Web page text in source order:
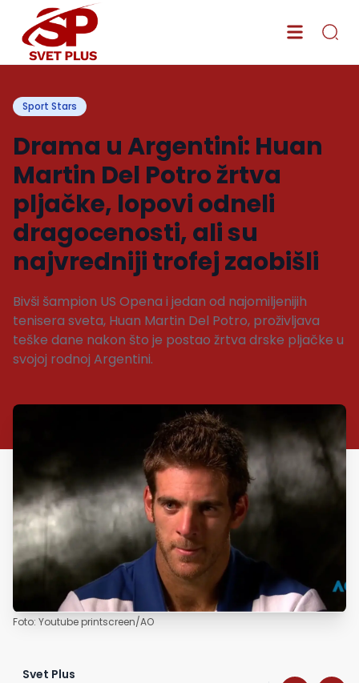
Sport Stars
Drama u Argentini: Huan
Martin Del Potro žrtva
pljačke, lopovi odneli
dragocenosti, ali su
najvredniji trofej zaobišli
Bivši šampion US Opena i jedan od najomiljenijih
tenisera sveta, Huan Martin Del Potro, proživljava
teške dane nakon što je postao žrtva drske pljačke u
svojoj rodnoj Argentini.
Foto: Youtube printscreen/AO
Svet Plus